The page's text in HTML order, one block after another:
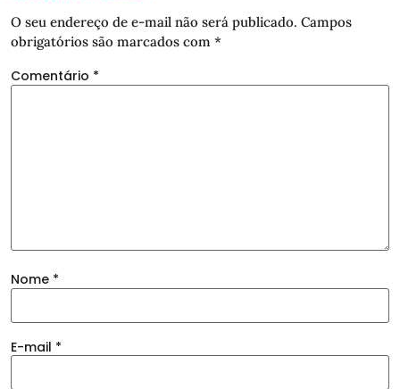
O seu endereço de e-mail não será publicado. Campos
obrigatórios são marcados com *
Comentário *
Nome *
E-mail *